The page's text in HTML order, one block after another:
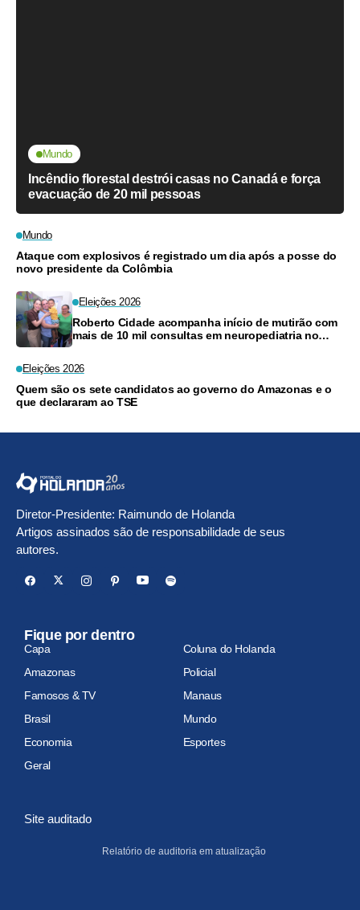
Mundo
Incêndio florestal destrói casas no Canadá e força
evacuação de 20 mil pessoas
Mundo
Ataque com explosivos é registrado um dia após a posse do
novo presidente da Colômbia
Eleições 2026
Roberto Cidade acompanha início de mutirão com
mais de 10 mil consultas em neuropediatria no
Eleições 2026
Quem são os sete candidatos ao governo do Amazonas e o
que declararam ao TSE
Diretor-Presidente: Raimundo de Holanda
Artigos assinados são de responsabilidade de seus
autores.
Fique por dentro
Capa
Coluna do Holanda
Amazonas
Policial
Famosos & TV
Manaus
Brasil
Mundo
Economia
Esportes
Geral
Site auditado
Relatório de auditoria em atualização